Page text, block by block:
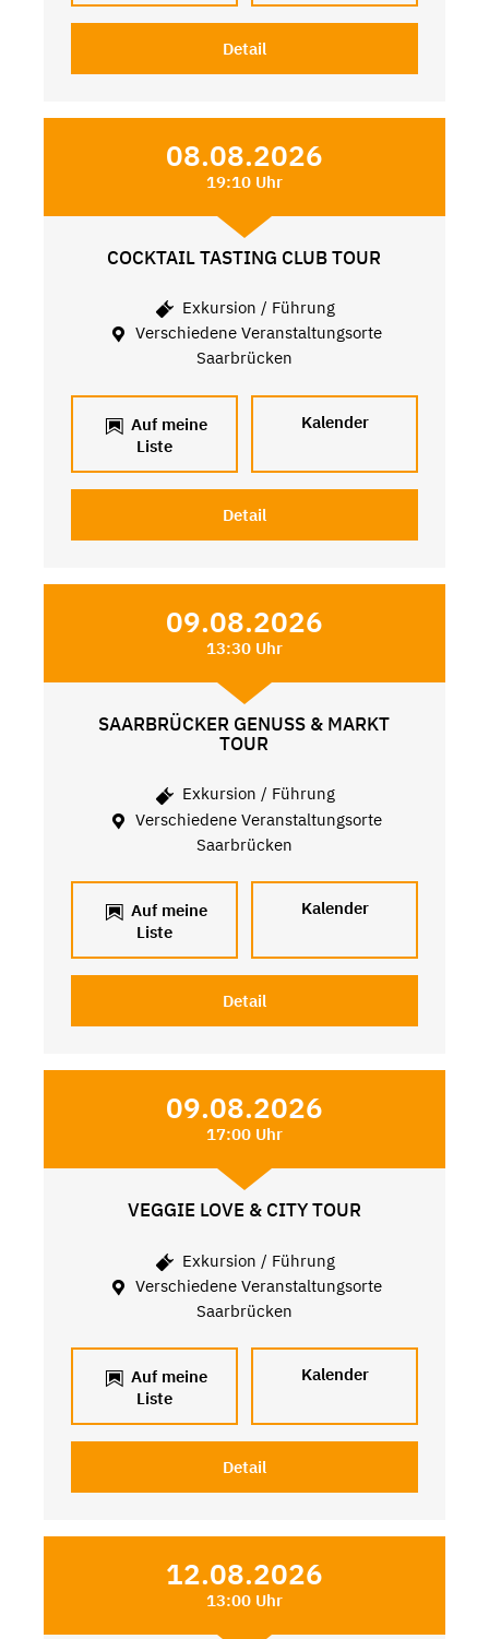
Detail
08.08.2026
19:10 Uhr
COCKTAIL TASTING CLUB TOUR
Exkursion / Führung
Verschiedene Veranstaltungsorte
Saarbrücken
Auf meine
Liste
Kalender
Detail
09.08.2026
13:30 Uhr
SAARBRÜCKER GENUSS & MARKT
TOUR
Exkursion / Führung
Verschiedene Veranstaltungsorte
Saarbrücken
Auf meine
Liste
Kalender
Detail
09.08.2026
17:00 Uhr
VEGGIE LOVE & CITY TOUR
Exkursion / Führung
Verschiedene Veranstaltungsorte
Saarbrücken
Auf meine
Liste
Kalender
Detail
12.08.2026
13:00 Uhr